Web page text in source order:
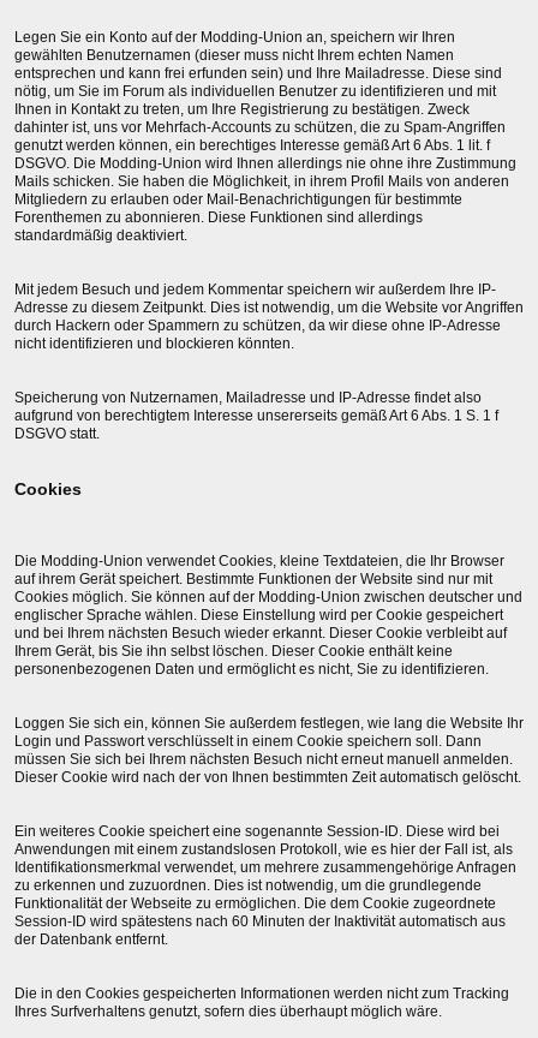
Legen Sie ein Konto auf der Modding-Union an, speichern wir Ihren
gewählten Benutzernamen (dieser muss nicht Ihrem echten Namen
entsprechen und kann frei erfunden sein) und Ihre Mailadresse. Diese sind
nötig, um Sie im Forum als individuellen Benutzer zu identifizieren und mit
Ihnen in Kontakt zu treten, um Ihre Registrierung zu bestätigen. Zweck
dahinter ist, uns vor Mehrfach-Accounts zu schützen, die zu Spam-Angriffen
genutzt werden können, ein berechtiges Interesse gemäß Art 6 Abs. 1 lit. f
DSGVO. Die Modding-Union wird Ihnen allerdings nie ohne ihre Zustimmung
Mails schicken. Sie haben die Möglichkeit, in ihrem Profil Mails von anderen
Mitgliedern zu erlauben oder Mail-Benachrichtigungen für bestimmte
Forenthemen zu abonnieren. Diese Funktionen sind allerdings
standardmäßig deaktiviert.
Mit jedem Besuch und jedem Kommentar speichern wir außerdem Ihre IP-
Adresse zu diesem Zeitpunkt. Dies ist notwendig, um die Website vor Angriffen
durch Hackern oder Spammern zu schützen, da wir diese ohne IP-Adresse
nicht identifizieren und blockieren könnten.
Speicherung von Nutzernamen, Mailadresse und IP-Adresse findet also
aufgrund von berechtigtem Interesse unsererseits gemäß Art 6 Abs. 1 S. 1 f
DSGVO statt.
Cookies
Die Modding-Union verwendet Cookies, kleine Textdateien, die Ihr Browser
auf ihrem Gerät speichert. Bestimmte Funktionen der Website sind nur mit
Cookies möglich. Sie können auf der Modding-Union zwischen deutscher und
englischer Sprache wählen. Diese Einstellung wird per Cookie gespeichert
und bei Ihrem nächsten Besuch wieder erkannt. Dieser Cookie verbleibt auf
Ihrem Gerät, bis Sie ihn selbst löschen. Dieser Cookie enthält keine
personenbezogenen Daten und ermöglicht es nicht, Sie zu identifizieren.
Loggen Sie sich ein, können Sie außerdem festlegen, wie lang die Website Ihr
Login und Passwort verschlüsselt in einem Cookie speichern soll. Dann
müssen Sie sich bei Ihrem nächsten Besuch nicht erneut manuell anmelden.
Dieser Cookie wird nach der von Ihnen bestimmten Zeit automatisch gelöscht.
Ein weiteres Cookie speichert eine sogenannte Session-ID. Diese wird bei
Anwendungen mit einem zustandslosen Protokoll, wie es hier der Fall ist, als
Identifikationsmerkmal verwendet, um mehrere zusammengehörige Anfragen
zu erkennen und zuzuordnen. Dies ist notwendig, um die grundlegende
Funktionalität der Webseite zu ermöglichen. Die dem Cookie zugeordnete
Session-ID wird spätestens nach 60 Minuten der Inaktivität automatisch aus
der Datenbank entfernt.
Die in den Cookies gespeicherten Informationen werden nicht zum Tracking
Ihres Surfverhaltens genutzt, sofern dies überhaupt möglich wäre.